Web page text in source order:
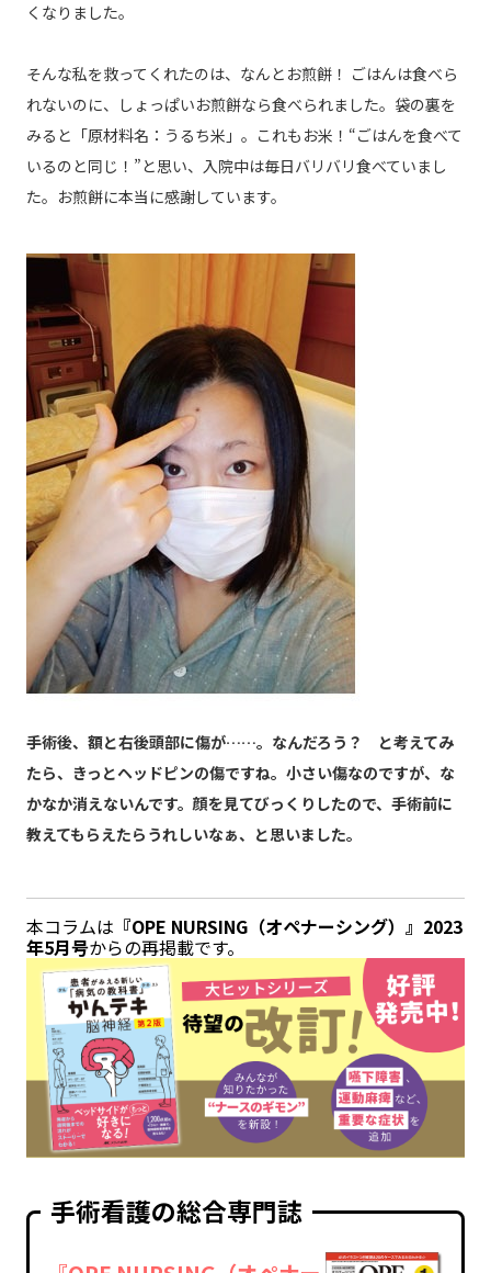
くなりました。
そんな私を救ってくれたのは、なんとお煎餅！ ごはんは食べら
れないのに、しょっぱいお煎餅なら食べられました。袋の裏を
みると「原材料名：うるち米」。これもお米！“ごはんを食べて
いるのと同じ！”と思い、入院中は毎日バリバリ食べていまし
た。お煎餅に本当に感謝しています。
手術後、額と右後頭部に傷が……。なんだろう？ と考えてみ
たら、きっとヘッドピンの傷ですね。小さい傷なのですが、な
かなか消えないんです。顔を見てびっくりしたので、手術前に
教えてもらえたらうれしいなぁ、と思いました。
本コラムは 『OPE NURSING（オペナーシング）』2023
年5月号からの再掲載です。
手術看護の総合専門誌